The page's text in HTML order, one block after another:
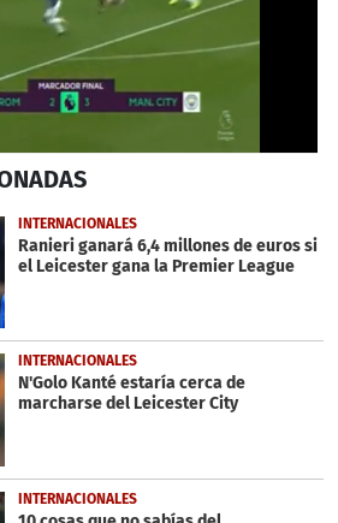
INTERNACIONALES
Ranieri ganará 6,4 millones de euros si
el Leicester gana la Premier League
INTERNACIONALES
N'Golo Kanté estaría cerca de
marcharse del Leicester City
INTERNACIONALES